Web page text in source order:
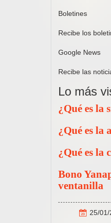
Boletines
Recibe los
Google News
Recibe las
Lo más
¿Qué es la
¿Qué es la
¿Qué es la
Bono
ventanilla
25/01/